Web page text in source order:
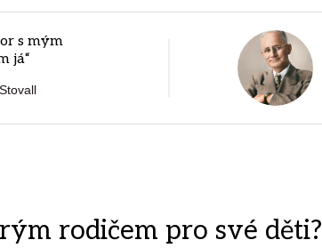
s mým
já“
rodičem pro své děti?